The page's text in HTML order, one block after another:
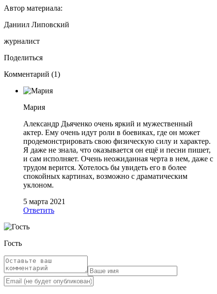
Автор материала:
Даниил Липовский
журналист
Поделиться
Комментарий (1)
Мария
Александр Дьяченко очень яркий и мужественный
актер. Ему очень идут роли в боевиках, где он может
продемонстрировать свою физическую силу и характер.
Я даже не знала, что оказывается он ещё и песни пишет,
и сам исполняет. Очень неожиданная черта в нем, даже с
трудом верится. Хотелось бы увидеть его в более
спокойных картинах, возможно с драматическим
уклоном.
5 марта 2021
Ответить
Гость